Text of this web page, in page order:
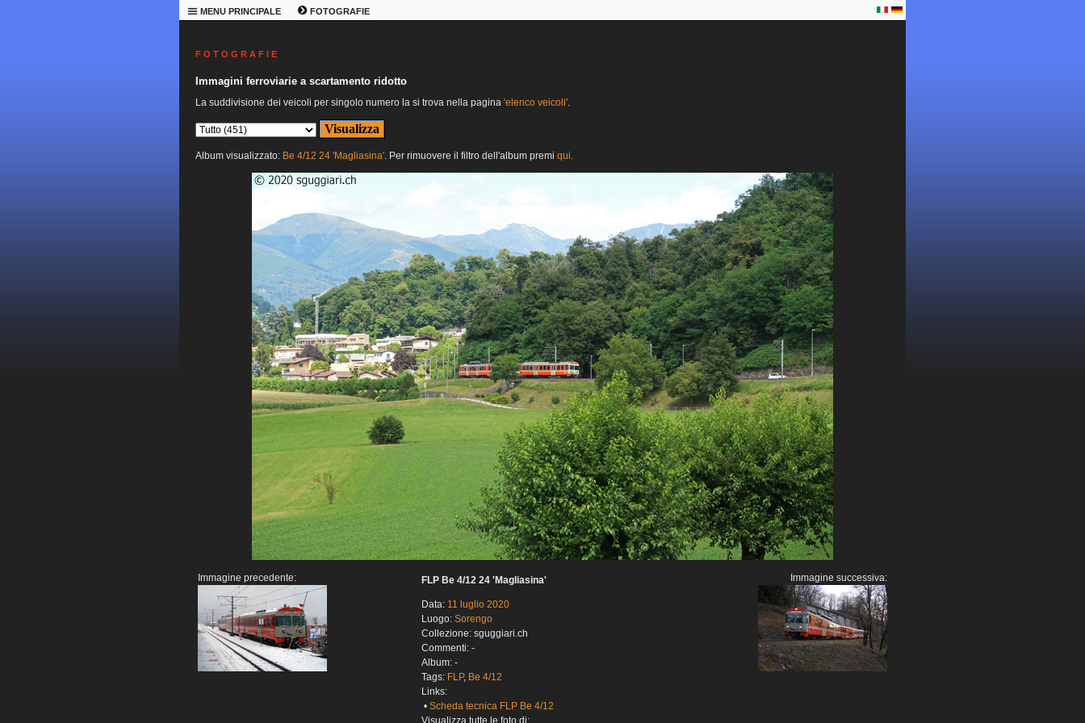
MENU PRINCIPALE FOTOGRAFIE
F O T O G R A F I E
Immagini ferroviarie a scartamento ridotto
La suddivisione dei veicoli per singolo numero la si trova nella pagina 'elenco veicoli'.
Album visualizzato: Be 4/12 24 'Magliasina'. Per rimuovere il filtro dell'album premi qui.
Immagine precedente: FLP Be 4/12 24 'Magliasina'
Data: 11 luglio 2020
Luogo: Sorengo
Collezione: sguggiari.ch
Commenti: -
Album: -
Tags: FLP, Be 4/12
Links:
• Scheda tecnica FLP Be 4/12
Immagine successiva: